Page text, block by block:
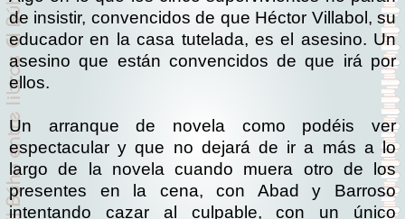
de insistir, convencidos de que Héctor Villabol, su
educador en la casa tutelada, es el asesino. Un
asesino que están convencidos de que irá por
ellos.
Un arranque de novela como podéis ver
espectacular y que no dejará de ir a más a lo
largo de la novela cuando muera otro de los
presentes en la cena, con Abad y Barroso
intentando cazar al culpable, con un único